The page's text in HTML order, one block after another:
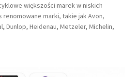
większości marek w niskich
renomowane marki, takie jak Avon,
Dunlop, Heidenau, Metzeler, Michelin,